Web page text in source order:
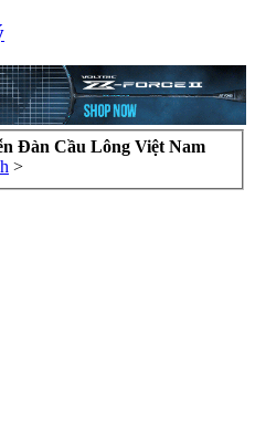
Đàn Cầu Lông Việt Nam
>